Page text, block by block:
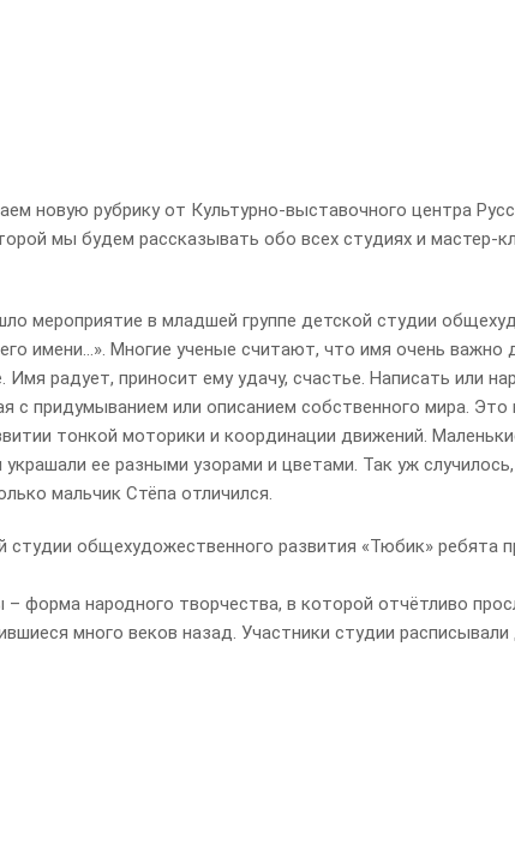
новую рубрику от Культурно-выставочного центра
мы будем рассказывать обо всех студиях и мастер-
мероприятие в младшей группе детской студии
имени…». Многие ученые считают, что имя очень важно
Имя радует, приносит ему удачу, счастье. Написать или
с придумыванием или описанием собственного мира. Это
тонкой моторики и координации движений.
ее разными узорами и цветами. Так уж
мальчик Стёпа отличился.
студии общехудожественного развития «Тюбик» ребята
форма народного творчества, в которой отчётливо
много веков назад. Участники студии